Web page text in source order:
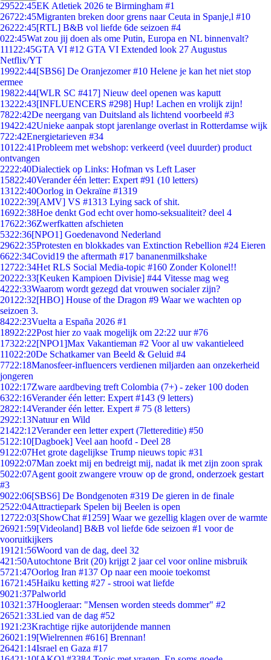
29522:45EK Atletiek 2026 te Birmingham #1
26722:45Migranten breken door grens naar Ceuta in Spanje,l #10
26222:45[RTL] B&B vol liefde 6de seizoen #4
022:45Wat zou jij doen als ome Putin, Europa en NL binnenvalt?
111 22:45GTA VI #12 GTA VI Extended look 27 Augustus
Netflix/YT
19922:44[SBS6] De Oranjezomer #10 Helene je kan het niet stop
ermee
19822:44[WLR SC #417] Nieuw deel openen was kaputt
13222:43[INFLUENCERS #298] Hup! Lachen en vrolijk zijn!
7822:42De neergang van Duitsland als lichtend voorbeeld #3
19422:42Unieke aanpak stopt jarenlange overlast in Rotterdamse wijk
722:42Energietarieven #34
101 22:41Probleem met webshop: verkeerd (veel duurder) product
ontvangen
2222:40Dialectiek op Links: Hofman vs Left Laser
15822:40Verander één letter: Expert #91 (10 letters)
131 22:40Oorlog in Oekraïne #1319
10222:39[AMV] VS #1313 Lying sack of shit.
16922:38Hoe denkt God echt over homo-seksualiteit? deel 4
17622:36Zwerfkatten afschieten
5322:36[NPO1] Goedenavond Nederland
29622:35Protesten en blokkades van Extinction Rebellion #24 Eieren
6622:34Covid19 the aftermath #17 bananenmilkshake
12722:34Het RLS Social Media-topic #160 Zonder Kolonel!!
20222:33[Keuken Kampioen Divisie] #44 Vitesse mag weg
4222:33Waarom wordt gezegd dat vrouwen socialer zijn?
201 22:32[HBO] House of the Dragon #9 Waar we wachten op
seizoen 3.
8422:23Vuelta a España 2026 #1
18922:22Post hier zo vaak mogelijk om 22:22 uur #76
17322:22[NPO1]Max Vakantieman #2 Voor al uw vakantieleed
11022:20De Schatkamer van Beeld & Geluid #4
7722:18Manosfeer-influencers verdienen miljarden aan onzekerheid
jongeren
1022:17Zware aardbeving treft Colombia (7+) - zeker 100 doden
6322:16Verander één letter: Expert #143 (9 letters)
2822:14Verander één letter. Expert # 75 (8 letters)
2922:13Natuur en Wild
21422:12Verander een letter expert (7lettereditie) #50
51 22:10[Dagboek] Veel aan hoofd - Deel 28
91 22:07Het grote dagelijkse Trump nieuws topic #31
10922:07Man zoekt mij en bedreigt mij, nadat ik met zijn zoon sprak
5022:07Agent gooit zwangere vrouw op de grond, onderzoek gestart
#3
9022:06[SBS6] De Bondgenoten #319 De gieren in de finale
2522:04Attractiepark Spelen bij Beelen is open
12722:03[ShowChat #1259] Waar we gezellig klagen over de warmte
26921:59[Videoland] B&B vol liefde 6de seizoen #1 voor de
vooruitkijkers
191 21:56Woord van de dag, deel 32
421:50Autochtone Brit (20) krijgt 2 jaar cel voor online misbruik
5721:47Oorlog Iran #137 Op naar een mooie toekomst
16721:45Haiku ketting #27 - strooi wat liefde
9021:37Palworld
10321:37Hoogleraar: "Mensen worden steeds dommer" #2
26521:33Lied van de dag #52
1921:23Krachtige rijke autorijdende mannen
26021:19[Wielrennen #616] Brennan!
26421:14Israel en Gaza #17